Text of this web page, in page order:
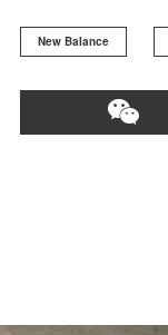
New Balance